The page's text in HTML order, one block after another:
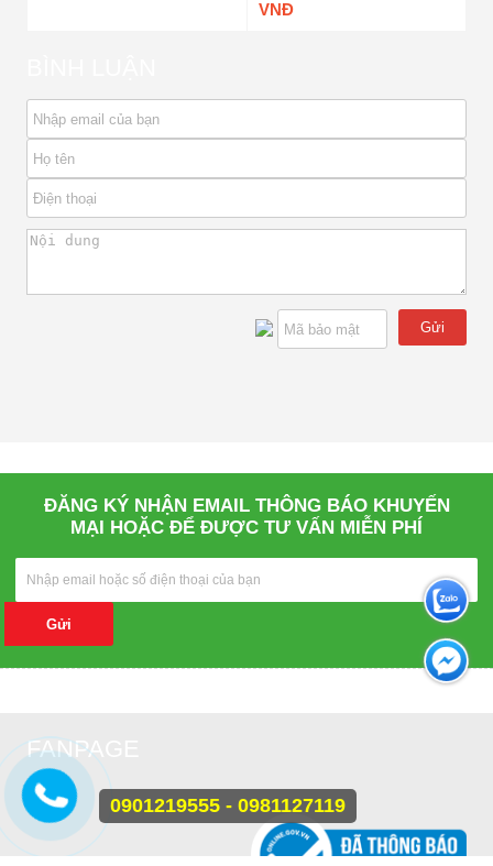
VNĐ
Gửi
ĐĂNG KÝ NHẬN EMAIL THÔNG BÁO KHUYẾN
MẠI HOẶC ĐỂ ĐƯỢC TƯ VẤN MIỄN PHÍ
Gửi
FANPAGE
0901219555 - 0981127119